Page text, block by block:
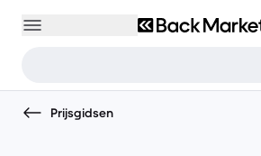
Prijsgidsen